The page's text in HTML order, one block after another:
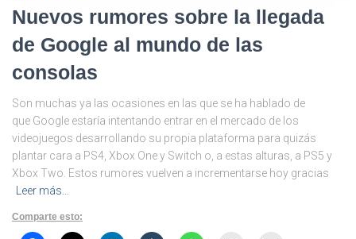
Nuevos rumores sobre la llegada
de Google al mundo de las
consolas
Son muchas ya las ocasiones en las que se ha hablado de
que Google estaría intentando entrar en el mercado de los
videojuegos desarrollando su propia plataforma para quizás
plantar cara a PS4, Xbox One y Switch o, a estas alturas, a PS5 y
Xbox Two. Estos rumores vuelven a incrementarse hoy gracias
Leer más…
Comparte esto: